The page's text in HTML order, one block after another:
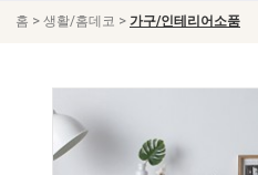
홈 > 생활/홈데코 > 가구/인테리어소품